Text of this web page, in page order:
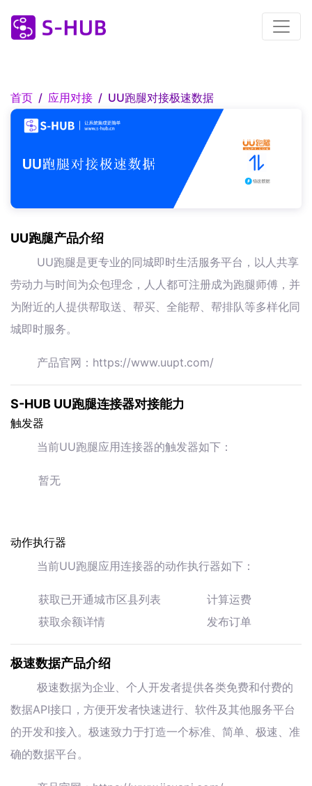
首页 应用对接 UU跑腿对接极速数据
UU跑腿产品介绍
UU跑腿是更专业的同城即时生活服务平台，以人共享
劳动力与时间为众包理念，人人都可注册成为跑腿师傅，并
为附近的人提供帮取送、帮买、全能帮、帮排队等多样化同
城即时服务。
产品官网：https://www.uupt.com/
S-HUB UU跑腿连接器对接能力
触发器
当前UU跑腿应用连接器的触发器如下：
暂无
动作执行器
当前UU跑腿应用连接器的动作执行器如下：
获取已开通城市区县列表
获取余额详情
计算运费
发布订单
极速数据产品介绍
极速数据为企业、个人开发者提供各类免费和付费的
数据API接口，方便开发者快速进行、软件及其他服务平台
的开发和接入。极速致力于打造一个标准、简单、极速、准
确的数据平台。